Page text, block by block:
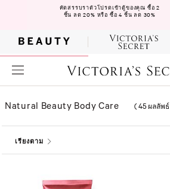
คัดสรรบราตัวโปรดเข้าตู้ของคุณ ซื้อ 2
ชิ้น ลด 20% หรือ ซื้อ 4 ชิ้น ลด 30%
Natural Beauty Body Care ( 45 ผลลัพธ์
เรียงตาม